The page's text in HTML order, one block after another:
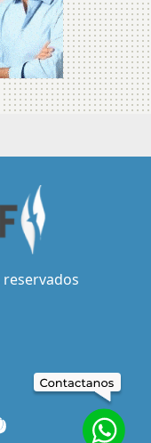
reservados